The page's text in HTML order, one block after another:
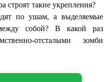
строят такие укрепления?
по ушам, а выделяемые
собой? В какой раз
отсталыми зомби